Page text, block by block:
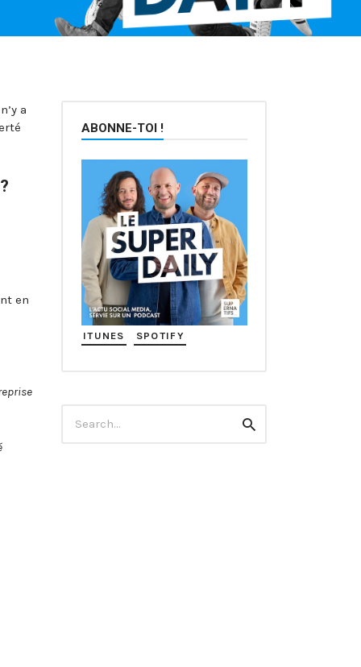
a
en
ABONNE-TOI !
ITUNES SPOTIFY
for:
Search